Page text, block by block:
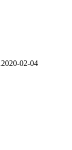
2020-02-04